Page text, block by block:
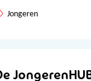
Jongeren